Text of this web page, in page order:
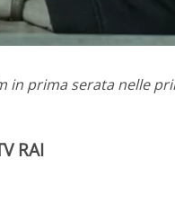
in prima serata nelle
RAI